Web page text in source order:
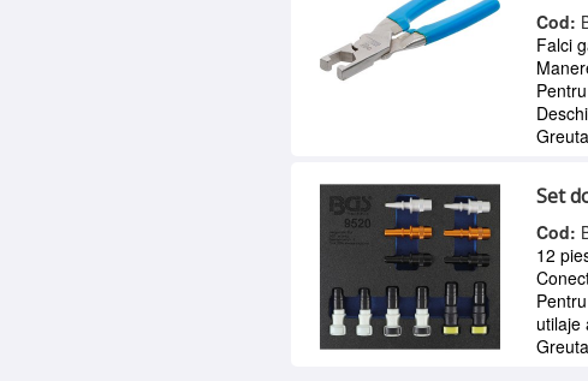
Cod:
Falci
Set
Cod:
12
utilaje